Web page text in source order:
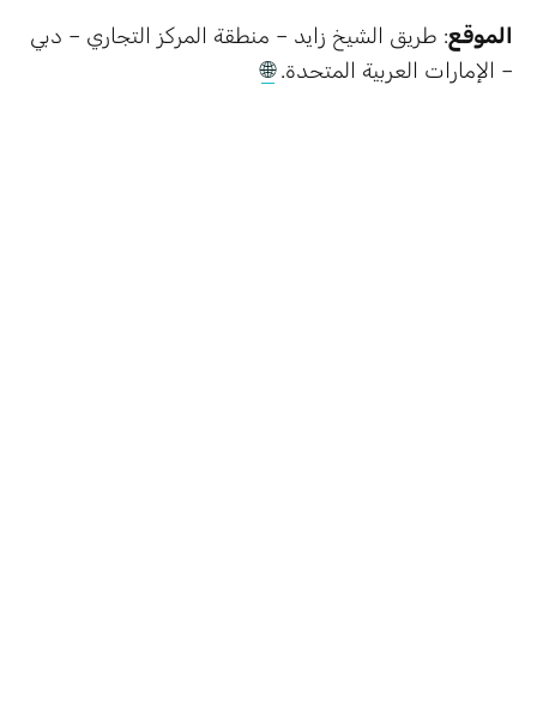
الموقع: طريق الشيخ زايد – منطقة المركز التجاري – دبي
– الإمارات العربية المتحدة.🌐